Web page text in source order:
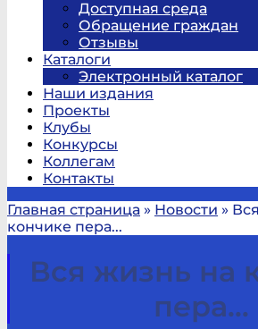
Доступная среда
Обращение граждан
Отзывы
Каталоги
Электронный каталог
Наши издания
Проекты
Клубы
Конкурсы
Коллегам
Контакты
Главная страница » Новости »
кончике пера...
Вся жизнь на
пера…